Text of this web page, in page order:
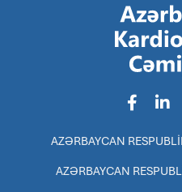
AZƏRBAYCAN
AZƏRBAYCAN